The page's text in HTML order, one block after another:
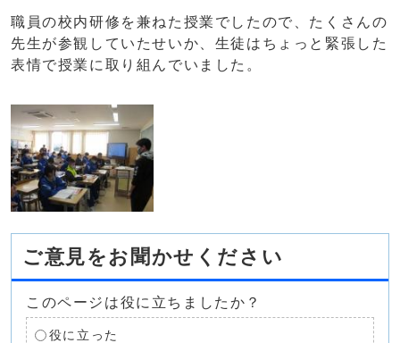
職員の校内研修を兼ねた授業でしたので、たくさんの
先生が参観していたせいか、生徒はちょっと緊張した
表情で授業に取り組んでいました。
ご意見をお聞かせください
このページは役に立ちましたか？
役に立った